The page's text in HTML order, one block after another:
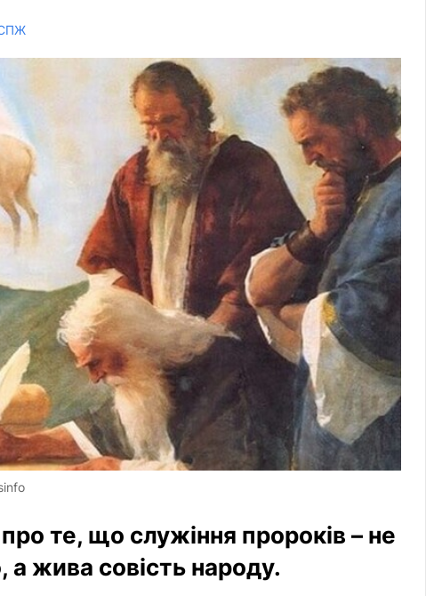
СПЖ
те, що служіння пророків – не
жива совість народу.